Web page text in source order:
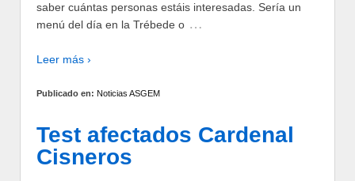
saber cuántas personas estáis interesadas. Sería un
menú del día en la Trébede o …
Leer más ›
Publicado en: Noticias ASGEM
Test afectados Cardenal
Cisneros